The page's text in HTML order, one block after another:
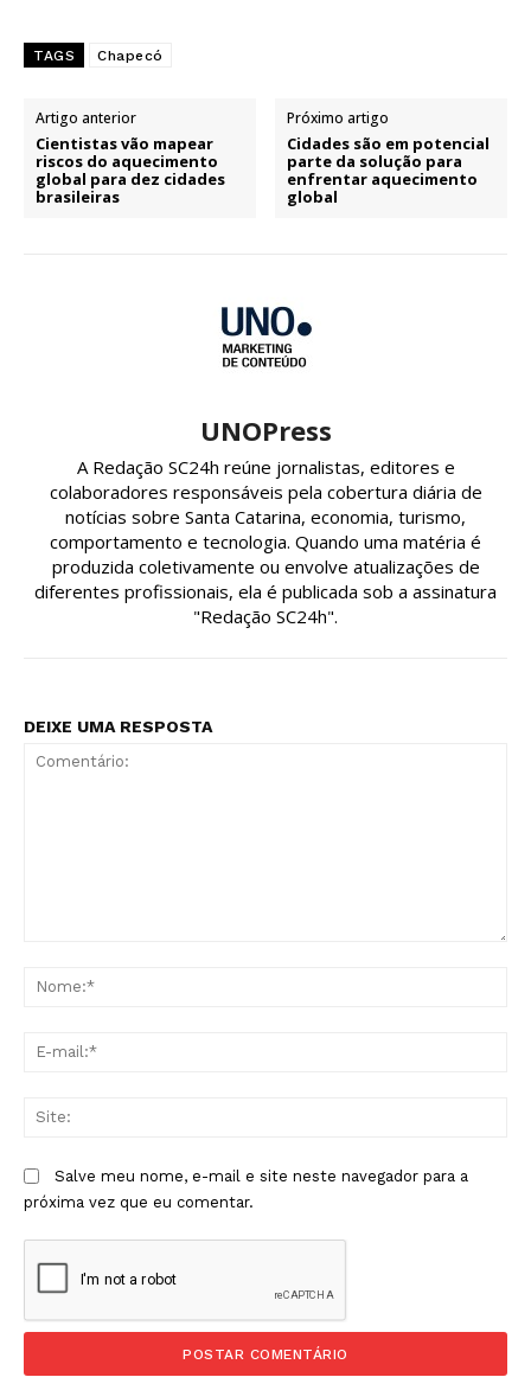
TAGS Chapecó
Artigo anterior
Cientistas vão mapear
riscos do aquecimento
global para dez cidades
brasileiras
Próximo artigo
Cidades são em potencial
parte da solução para
enfrentar aquecimento
global
UNOPress
A Redação SC24h reúne jornalistas, editores e
colaboradores responsáveis pela cobertura diária de
notícias sobre Santa Catarina, economia, turismo,
comportamento e tecnologia. Quando uma matéria é
produzida coletivamente ou envolve atualizações de
diferentes profissionais, ela é publicada sob a assinatura
"Redação SC24h".
DEIXE UMA RESPOSTA
Salve meu nome, e-mail e site neste navegador para a
próxima vez que eu comentar.